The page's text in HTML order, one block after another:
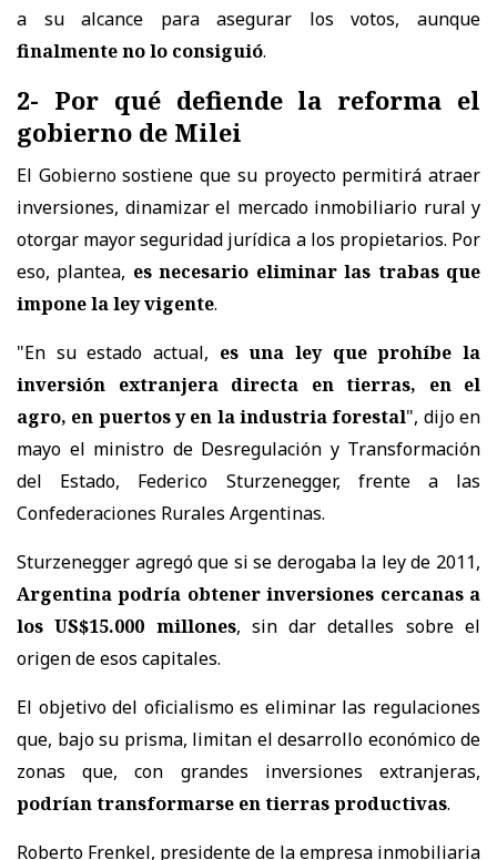
a su alcance para asegurar los votos, aunque
finalmente no lo consiguió.
2- Por qué defiende la reforma el
gobierno de Milei
El Gobierno sostiene que su proyecto permitirá atraer
inversiones, dinamizar el mercado inmobiliario rural y
otorgar mayor seguridad jurídica a los propietarios. Por
eso, plantea, es necesario eliminar las trabas que
impone la ley vigente.
"En su estado actual, es una ley que prohíbe la
inversión extranjera directa en tierras, en el
agro, en puertos y en la industria forestal", dijo en
mayo el ministro de Desregulación y Transformación
del Estado, Federico Sturzenegger, frente a las
Confederaciones Rurales Argentinas.
Sturzenegger agregó que si se derogaba la ley de 2011,
Argentina podría obtener inversiones cercanas a
los US$15.000 millones, sin dar detalles sobre el
origen de esos capitales.
El objetivo del oficialismo es eliminar las regulaciones
que, bajo su prisma, limitan el desarrollo económico de
zonas que, con grandes inversiones extranjeras,
podrían transformarse en tierras productivas.
Roberto Frenkel, presidente de la empresa inmobiliaria